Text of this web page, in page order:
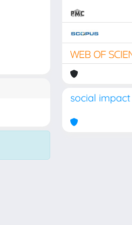
social impact